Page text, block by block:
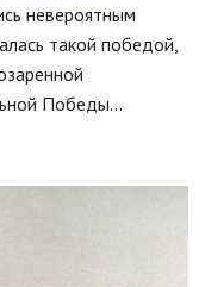
невероятным
такой победой,
Победы…